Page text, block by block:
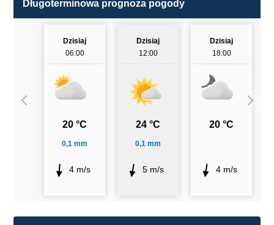
Długoterminowa prognoza pogody
Dzisiaj
06:00
20 °C
0,1 mm
4 m/s
Dzisiaj
12:00
24 °C
0,1 mm
5 m/s
Dzisiaj
18:00
20 °C
4 m/s